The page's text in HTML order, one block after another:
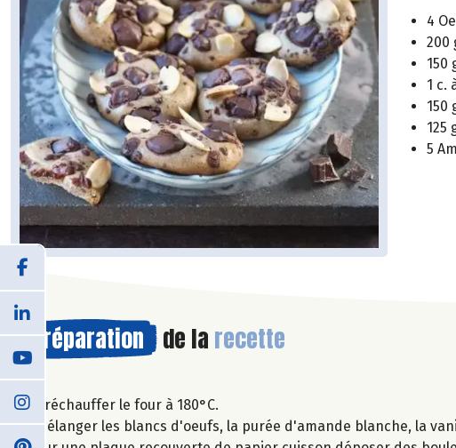
4
200
150
1 c.
150
125
5
Préparation de la recette
Préchauffer le four à 180°C.
Mélanger les blancs d'oeufs, la purée d'amande blanche, la